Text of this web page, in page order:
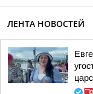
ЛЕНТА НОВОСТЕЙ